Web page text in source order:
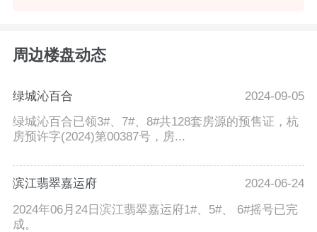
周边楼盘动态
绿城沁百合
2024-09-05
绿城沁百合已领3#、7#、8#共128套房源的预售证，杭
房预许字(2024)第00387号，房...
滨江翡翠嘉运府
2024-06-24
2024年06月24日滨江翡翠嘉运府1#、5#、 6#摇号已完
成。